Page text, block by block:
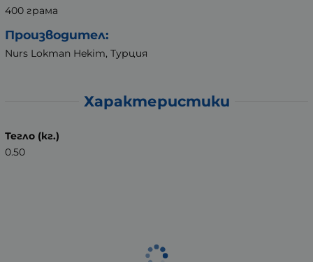
400 грама
Производител:
Nurs Lokman Hekim, Турция
Характеристики
Тегло (кг.)
0.50